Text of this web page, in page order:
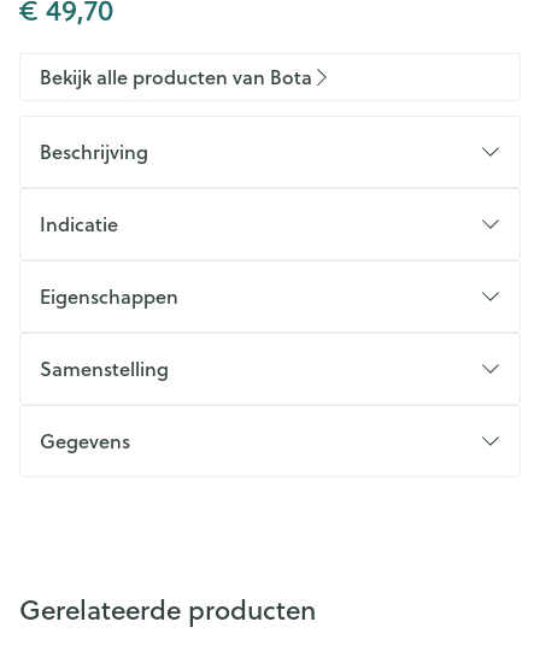
€ 49,70
Bekijk alle producten van Bota
Beschrijving
Indicatie
Eigenschappen
Samenstelling
Gegevens
Gerelateerde producten